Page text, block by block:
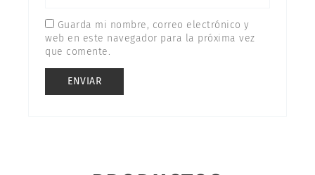
Guarda mi nombre, correo electrónico y
web en este navegador para la próxima vez
que comente.